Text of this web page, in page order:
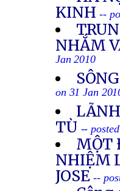
KINH --
NHẮM
Jan 2010
on 31 Jan
TÙ --
MỘT
NHIỆM
JOSE --